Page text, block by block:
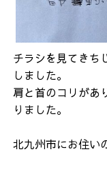
チラシを見てきち
しました。
肩と首のコリがあ
りました。
北九州市にお住い